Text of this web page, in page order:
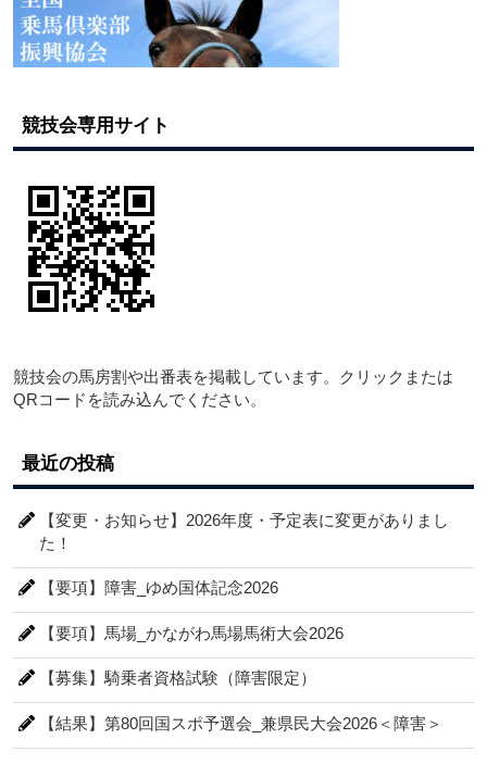
競技会専用サイト
競技会の馬房割や出番表を掲載しています。クリックまたは
QRコードを読み込んでください。
最近の投稿
【変更・お知らせ】2026年度・予定表に変更がありまし
た！
【要項】障害_ゆめ国体記念2026
【要項】馬場_かながわ馬場馬術大会2026
【募集】騎乗者資格試験（障害限定）
【結果】第80回国スポ予選会_兼県民大会2026＜障害＞